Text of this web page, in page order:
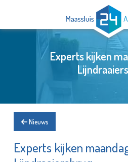
Experts kijken
Nieuws
Experts kijken